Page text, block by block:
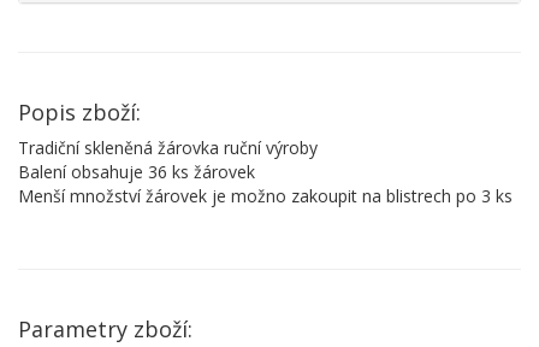
Popis zboží:
Tradiční skleněná žárovka ruční výroby
Balení obsahuje 36 ks žárovek
Menší množství žárovek je možno zakoupit na blistrech po 3 ks
Parametry zboží: